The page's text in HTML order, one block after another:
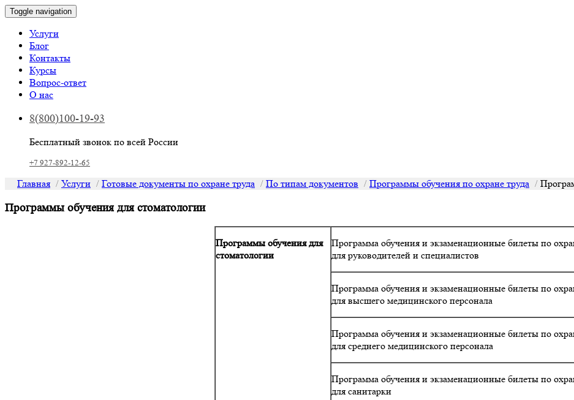
Toggle navigation
Услуги
Блог
Контакты
Курсы
Вопрос-ответ
О нас
8(800)100-19-93
Бесплатный звонок по всей России
+7 927-892-12-65
Главная Услуги Готовые документы по охране труда По типам документов Программы обучения по охране труда
Программы обучения для стоматологии
Программы обучения для
стоматологии
Программа обучения и экзаменационные билеты по
для руководителей и специалистов
Программа обучения и экзаменационные билеты по
для высшего медицинского персонала
Программа обучения и экзаменационные билеты по
для среднего медицинского персонала
Программа обучения и экзаменационные билеты по
для санитарки